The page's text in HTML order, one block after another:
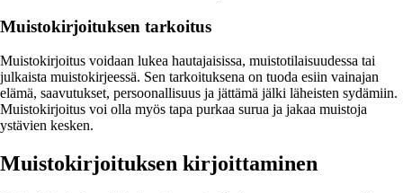
Muistokirjoituksen tarkoitus
Muistokirjoitus voidaan lukea hautajaisissa, muistotilaisuudessa tai
julkaista muistokirjeessä. Sen tarkoituksena on tuoda esiin vainajan
elämä, saavutukset, persoonallisuus ja jättämä jälki läheisten sydämiin.
Muistokirjoitus voi olla myös tapa purkaa surua ja jakaa muistoja
ystävien kesken.
Muistokirjoituksen kirjoittaminen